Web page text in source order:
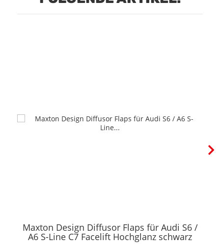
Maxton Design Diffusor Flaps für Audi S6 /
A6 S-Line C7 Facelift Hochglanz schwarz